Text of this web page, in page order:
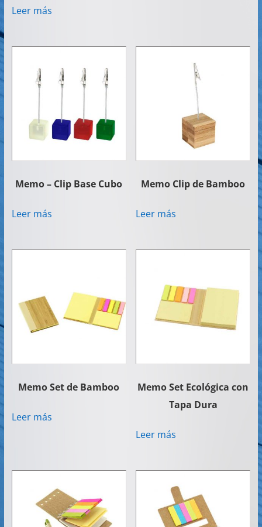
Leer más
Memo – Clip Base Cubo
Leer más
Memo Clip de Bamboo
Leer más
Memo Set de Bamboo
Leer más
Memo Set Ecológica con
Tapa Dura
Leer más